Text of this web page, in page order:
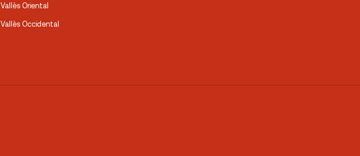
Vallès Oriental
Vallès Occidental